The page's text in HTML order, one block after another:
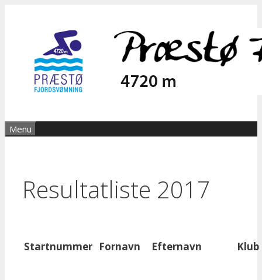
Menu
Resultatliste 2017
Startnummer Fornavn Efternavn Klub